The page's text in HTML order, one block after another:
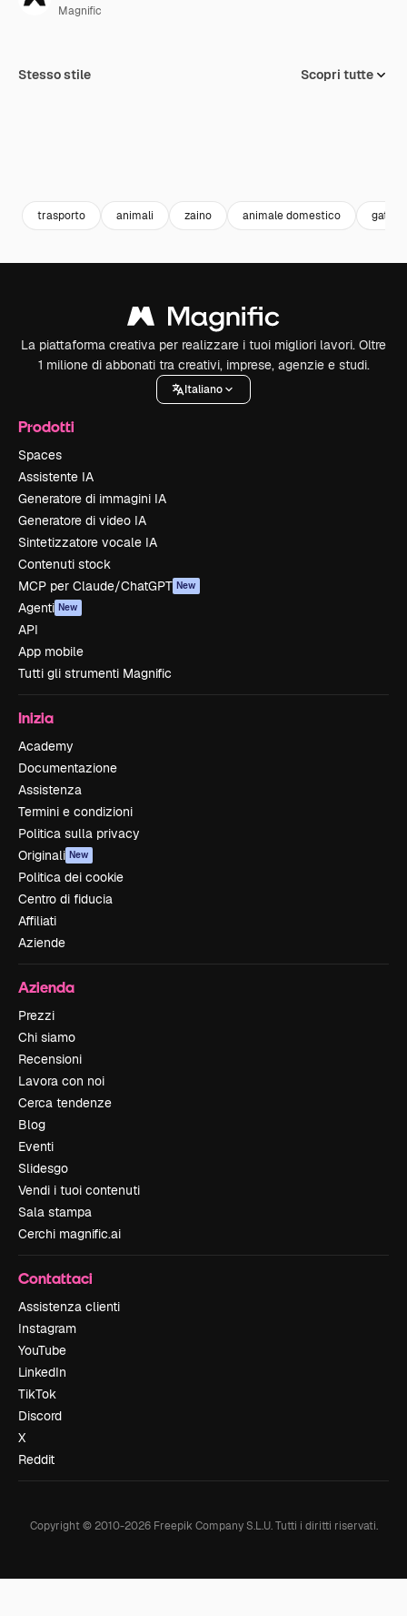
Magnific
Stesso stile Scopri tutte
trasporto animali zaino animale domestico gatto
La piattaforma creativa per realizzare i tuoi migliori lavori. Oltre
1 milione di abbonati tra creativi, imprese, agenzie e studi.
Italiano
Prodotti
Spaces
Assistente IA
Generatore di immagini IA
Generatore di video IA
Sintetizzatore vocale IA
Contenuti stock
MCP per Claude/ChatGPT New
Agenti New
API
App mobile
Tutti gli strumenti Magnific
Inizia
Academy
Documentazione
Assistenza
Termini e condizioni
Politica sulla privacy
Originali New
Politica dei cookie
Centro di fiducia
Affiliati
Aziende
Azienda
Prezzi
Chi siamo
Recensioni
Lavora con noi
Cerca tendenze
Blog
Eventi
Slidesgo
Vendi i tuoi contenuti
Sala stampa
Cerchi magnific.ai
Contattaci
Assistenza clienti
Instagram
YouTube
LinkedIn
TikTok
Discord
X
Reddit
Copyright © 2010-2026Freepik Company S.L.U. Tutti i diritti riservati.